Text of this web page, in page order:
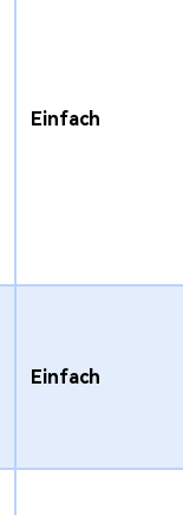
Einfach
Einfach